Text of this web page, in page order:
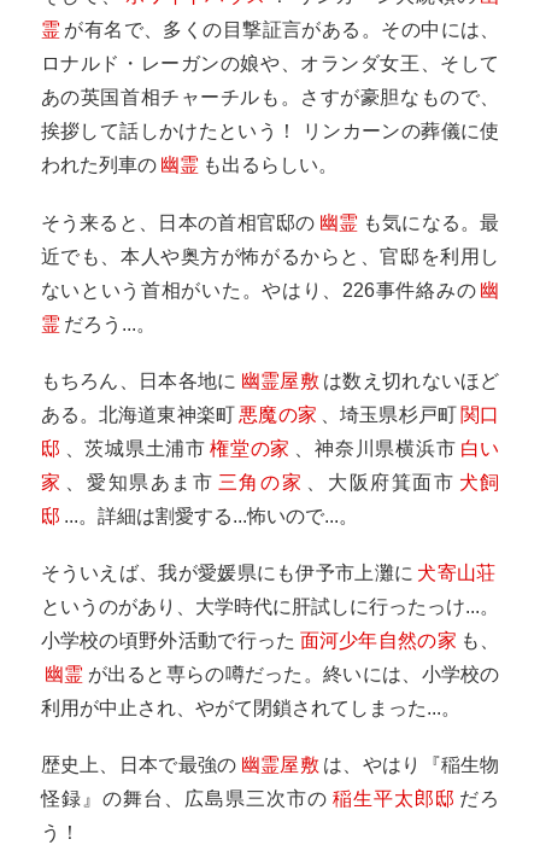
霊 が有名で、多くの目撃証言がある。その中には、
ロナルド・レーガンの娘や、オランダ女王、そして
あの英国首相チャーチルも。さすが豪胆なもので、
挨拶して話しかけたという！ リンカーンの葬儀に使
われた列車の 幽霊 も出るらしい。
そう来ると、日本の首相官邸の 幽霊 も気になる。最
近でも、本人や奥方が怖がるからと、官邸を利用し
ないという首相がいた。やはり、226事件絡みの 幽
霊 だろう...。
もちろん、日本各地に 幽霊屋敷 は数え切れないほど
ある。北海道東神楽町 悪魔の家 、埼玉県杉戸町 関口
邸
、茨城県土浦市 権堂の家 、神奈川県横浜市 白い
家
、愛知県あま市 三角の家 、大阪府箕面市 犬飼
邸 ...。詳細は割愛する...怖いので...。
そういえば、我が愛媛県にも伊予市上灘に 犬寄山荘
というのがあり、大学時代に肝試しに行ったっけ...。
小学校の頃野外活動で行った 面河少年自然の家 も、
幽霊 が出ると専らの噂だった。終いには、小学校の
利用が中止され、やがて閉鎖されてしまった...。
歴史上、日本で最強の 幽霊屋敷 は、やはり『稲生物
怪録』の舞台、広島県三次市の 稲生平太郎邸 だろ
う！